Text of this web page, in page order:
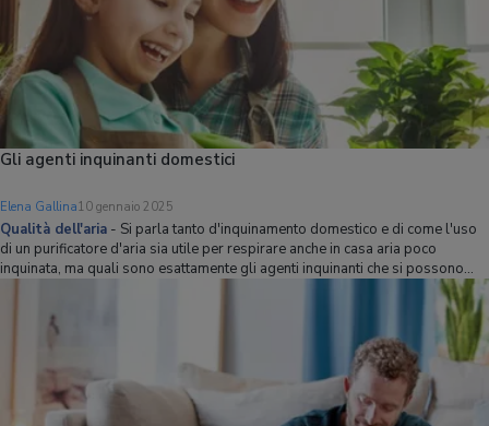
Gli agenti inquinanti domestici
Elena Gallina10 gennaio 2025
Qualità dell'aria - Si parla tanto d'inquinamento domestico e di come l'uso
di un purificatore d'aria sia utile per respirare anche in casa aria poco
inquinata, ma quali sono esattamente gli agenti inquinanti che si possono